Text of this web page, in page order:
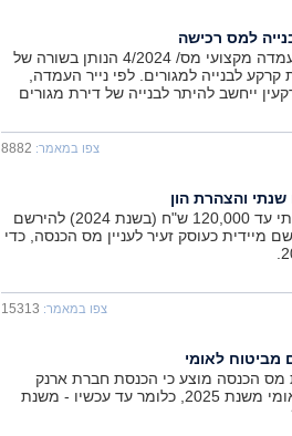
למס רכישה
ביום 31.10.2024 הפיצה רשות המיסים נייר עמדה מקצועי מס/ 4/2024 הנותן בשורה של
לבנייה למגורים. לפי נייר העמדה,
ייחשב להיתר לבנייה של דירת מגורים
צפו במאמר: 8882
והצהרת הון
אושר התיקון המאפשר לעסקים עם מחזור שנתי עד 120,000 ש"ח (בשנת 2024) להירשם
מיידית כעוסק זעיר לעניין מס הכנסה, כדי
צפו במאמר: 15313
מביטוח לאומי
מס הכנסה מוצע כי הכנסת חברת ארנק
ששויכה לבעל החברה תהיה חייבת בביטוח לאומי משנת 2025, כלומר עד עכשיו - משנת